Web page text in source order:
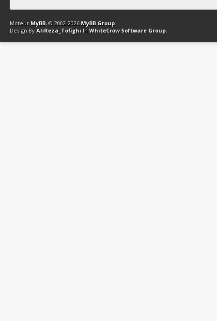
Contact Club Affiliation Retourner en haut Version bas-débit
Moteur MyBB, © 2002-2026 MyBB Group.
Design By AliReza_Tofighi In WhiteCrow Software Group.